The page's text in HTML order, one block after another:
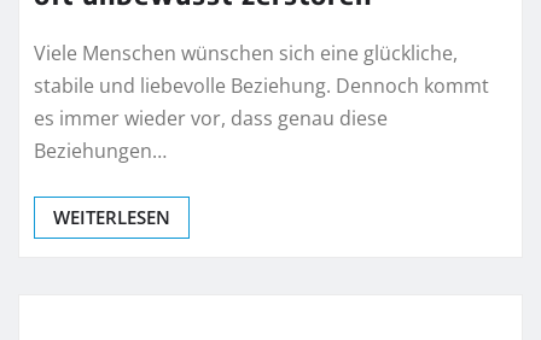
Viele Menschen wünschen sich eine glückliche,
stabile und liebevolle Beziehung. Dennoch kommt
es immer wieder vor, dass genau diese
Beziehungen…
WEITERLESEN